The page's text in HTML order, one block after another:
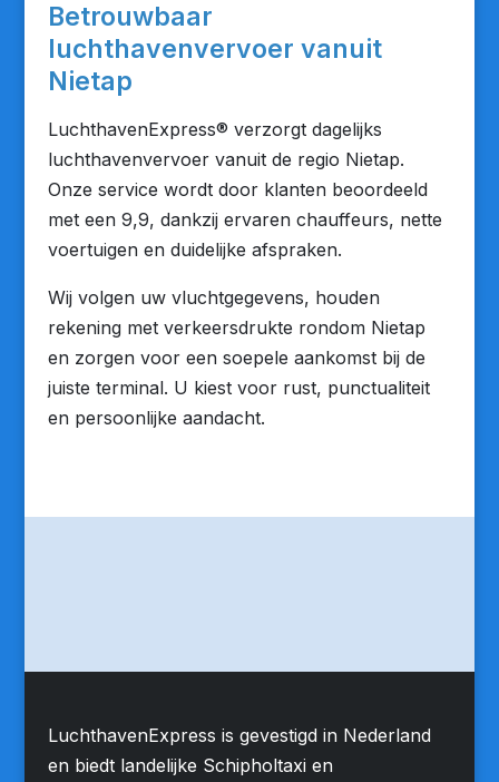
Betrouwbaar
luchthavenvervoer vanuit
Nietap
LuchthavenExpress® verzorgt dagelijks
luchthavenvervoer vanuit de regio Nietap.
Onze service wordt door klanten beoordeeld
met een 9,9, dankzij ervaren chauffeurs, nette
voertuigen en duidelijke afspraken.
Wij volgen uw vluchtgegevens, houden
rekening met verkeersdrukte rondom Nietap
en zorgen voor een soepele aankomst bij de
juiste terminal. U kiest voor rust, punctualiteit
en persoonlijke aandacht.
LuchthavenExpress is gevestigd in Nederland
en biedt landelijke Schipholtaxi en